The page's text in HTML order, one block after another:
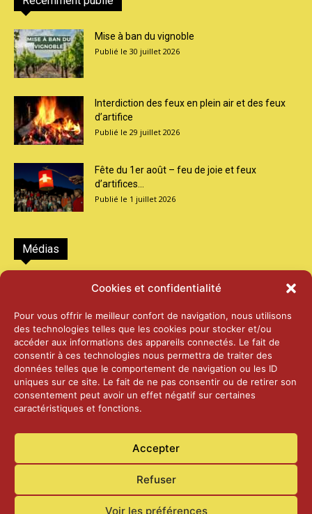
Cookies et confidentialité
Pour vous offrir le meilleur confort de navigation, nous utilisons
des technologies telles que les cookies pour stocker et/ou
accéder aux informations des appareils connectés. Le fait de
consentir à ces technologies nous permettra de traiter des
données telles que le comportement de navigation ou les ID
uniques sur ce site. Le fait de ne pas consentir ou de retirer son
consentement peut avoir un effet négatif sur certaines
caractéristiques et fonctions.
Accepter
Refuser
Voir les préférences
Mise à ban du vignoble
30 juillet 2026
Interdiction des feux en plein air et des feux
d’artifice
29 juillet 2026
Fête du 1er août – feu de joie et feux
d’artifices...
1 juillet 2026
Médias
2026 – Laiterie d’Orsières et Abbaye de St-
25 juin 2026
2025 – Palais Fédéral – Berne
25 juin 2026
14 janvier 2025